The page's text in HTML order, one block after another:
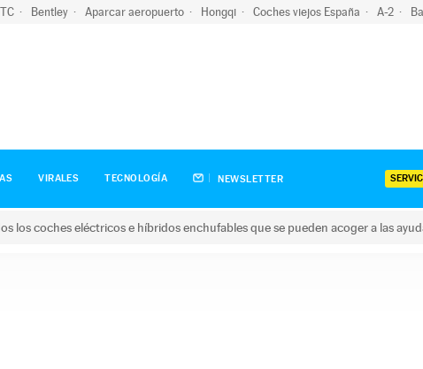
Bentley Aparcar aeropuerto Hongqi Coches viejos España A-2
VIRALES TECNOLOGÍA NEWSLETTER
los coches eléctricos e híbridos enchufables que se pueden acoger a las